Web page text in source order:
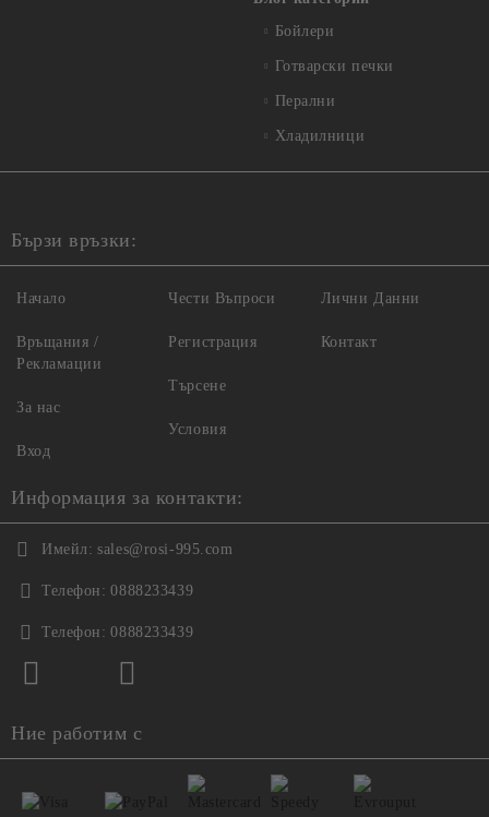
Бойлери
Готварски печки
Перални
Хладилници
Бързи връзки:
Начало
Връщания /
Рекламации
За нас
Вход
Чести Въпроси
Регистрация
Търсене
Условия
Лични Данни
Контакт
Информация за контакти:
Имейл: sales@rosi-995.com
Телефон: 0888233439
Телефон: 0888233439
Ние работим с